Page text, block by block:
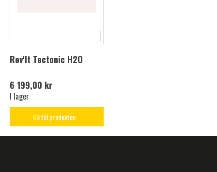
Rev'It Tectonic H2O
6 199,00 kr
I lager
Gå till produkten